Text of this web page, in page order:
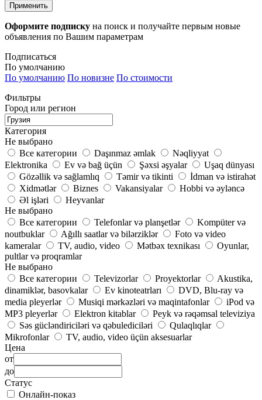
Применить
Оформите подписку на поиск и получайте первым новые
объявления по Вашим параметрам
Подписаться
По умолчанию
По умолчанию По новизне По стоимости
Фильтры
Город или регион
Категория
Не выбрано
Все категории
Daşınmaz əmlak
Nəqliyyat
Elektronika
Ev və bağ üçün Şəxsi əşyalar
Uşaq dünyası
Gözəllik və sağlamlıq
Təmir və tikinti
İdman və istirahət
Xidmətlər
Biznes Vakansiyalar
Hobbi və əyləncə
Əl işləri
Heyvanlar
Не выбрано
Все категории
Telefonlar və planşetlər
Kompüter və
noutbuklar
Ağıllı saatlar və bilərziklər
Foto və video
kameralar
TV, audio, video Mətbəx texnikası
Oyunlar,
pultlar və proqramlar
Не выбрано
Все категории
Televizorlar Proyektorlar
Akustika,
dinamiklər, basovkalar
Ev kinoteatrları
DVD, Blu-ray və
media pleyerlər
Musiqi mərkəzləri və maqintafonlar
iPod və
MP3 pleyerlər
Elektron kitablar
Peyk və rəqəmsal televiziya
Səs gücləndiriciləri və qəbulediciləri
Qulaqlıqlar
Mikrofonlar
TV, audio, video üçün aksesuarlar
Цена
от
до
Статус
Онлайн-показ